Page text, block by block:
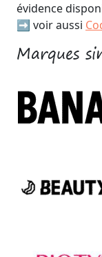
évidence
➡️ voir aussi
Marques